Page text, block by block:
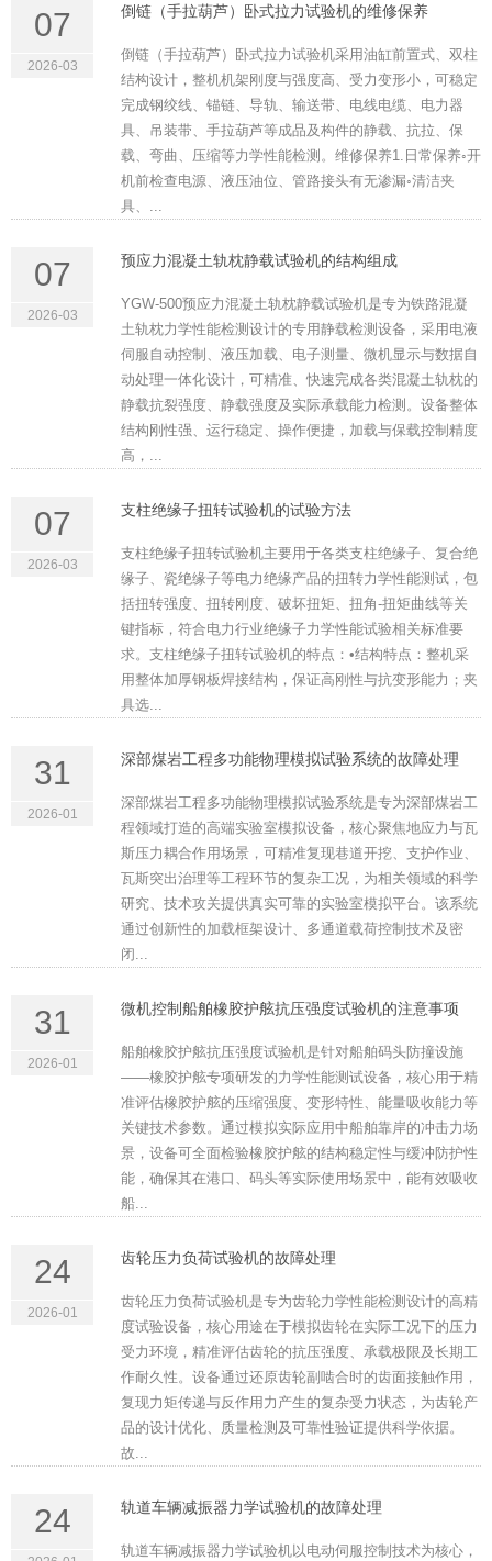
07
2026-03
倒链（手拉葫芦）卧式拉力试验机的维修保养
倒链（手拉葫芦）卧式拉力试验机采用油缸前置式、双柱
结构设计，整机机架刚度与强度高、受力变形小，可稳定
完成钢绞线、锚链、导轨、输送带、电线电缆、电力器
具、吊装带、手拉葫芦等成品及构件的静载、抗拉、保
载、弯曲、压缩等力学性能检测。维修保养1.日常保养◦开
机前检查电源、液压油位、管路接头有无渗漏◦清洁夹
具、...
07
2026-03
预应力混凝土轨枕静载试验机的结构组成
YGW-500预应力混凝土轨枕静载试验机是专为铁路混凝
土轨枕力学性能检测设计的专用静载检测设备，采用电液
伺服自动控制、液压加载、电子测量、微机显示与数据自
动处理一体化设计，可精准、快速完成各类混凝土轨枕的
静载抗裂强度、静载强度及实际承载能力检测。设备整体
结构刚性强、运行稳定、操作便捷，加载与保载控制精度
高，...
07
2026-03
支柱绝缘子扭转试验机的试验方法
支柱绝缘子扭转试验机主要用于各类支柱绝缘子、复合绝
缘子、瓷绝缘子等电力绝缘产品的扭转力学性能测试，包
括扭转强度、扭转刚度、破坏扭矩、扭角-扭矩曲线等关
键指标，符合电力行业绝缘子力学性能试验相关标准要
求。支柱绝缘子扭转试验机的特点：•结构特点：整机采
用整体加厚钢板焊接结构，保证高刚性与抗变形能力；夹
具选...
31
2026-01
深部煤岩工程多功能物理模拟试验系统的故障处理
深部煤岩工程多功能物理模拟试验系统是专为深部煤岩工
程领域打造的高端实验室模拟设备，核心聚焦地应力与瓦
斯压力耦合作用场景，可精准复现巷道开挖、支护作业、
瓦斯突出治理等工程环节的复杂工况，为相关领域的科学
研究、技术攻关提供真实可靠的实验室模拟平台。该系统
通过创新性的加载框架设计、多通道载荷控制技术及密
闭...
31
2026-01
微机控制船舶橡胶护舷抗压强度试验机的注意事项
船舶橡胶护舷抗压强度试验机是针对船舶码头防撞设施
——橡胶护舷专项研发的力学性能测试设备，核心用于精
准评估橡胶护舷的压缩强度、变形特性、能量吸收能力等
关键技术参数。通过模拟实际应用中船舶靠岸的冲击力场
景，设备可全面检验橡胶护舷的结构稳定性与缓冲防护性
能，确保其在港口、码头等实际使用场景中，能有效吸收
船...
24
2026-01
齿轮压力负荷试验机的故障处理
齿轮压力负荷试验机是专为齿轮力学性能检测设计的高精
度试验设备，核心用途在于模拟齿轮在实际工况下的压力
受力环境，精准评估齿轮的抗压强度、承载极限及长期工
作耐久性。设备通过还原齿轮副啮合时的齿面接触作用，
复现力矩传递与反作用力产生的复杂受力状态，为齿轮产
品的设计优化、质量检测及可靠性验证提供科学依据。
故...
24 轨道车辆减振器力学试验机的故障处理
轨道车辆减振器力学试验机以电动伺服控制技术为核心，